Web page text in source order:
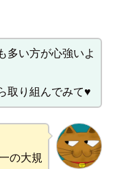
多い方が心強いよ
取り組んでみて♥
の大規